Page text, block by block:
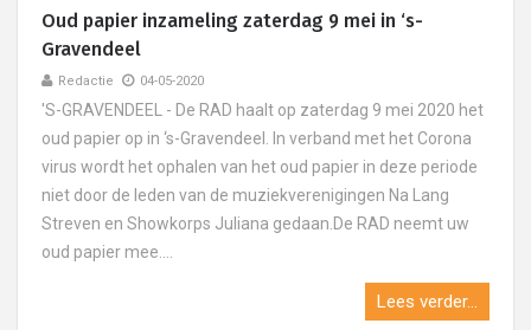
Oud papier inzameling zaterdag 9 mei in ‘s-
Gravendeel
Redactie 04-05-2020
'S-GRAVENDEEL - De RAD haalt op zaterdag 9 mei 2020 het
oud papier op in ‘s-Gravendeel. In verband met het Corona
virus wordt het ophalen van het oud papier in deze periode
niet door de leden van de muziekverenigingen Na Lang
Streven en Showkorps Juliana gedaan.De RAD neemt uw
oud papier mee....
Lees verder...